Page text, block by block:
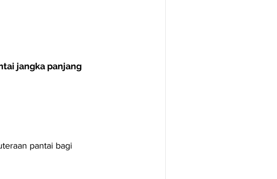
jangka panjang
pantai bagi